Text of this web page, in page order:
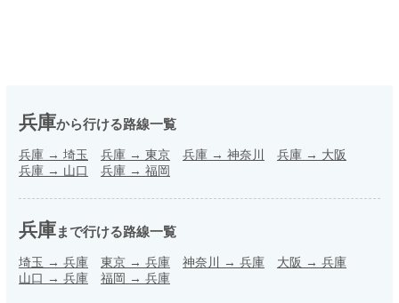
兵庫から行ける路線一覧
兵庫 → 埼玉 兵庫 → 東京 兵庫 → 神奈川 兵庫 → 大阪
兵庫 → 山口 兵庫 → 福岡
兵庫まで行ける路線一覧
埼玉 → 兵庫 東京 → 兵庫 神奈川 → 兵庫 大阪 → 兵庫
山口 → 兵庫 福岡 → 兵庫